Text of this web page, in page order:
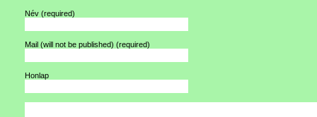
Név (required)
Mail (will not be published) (required)
Honlap